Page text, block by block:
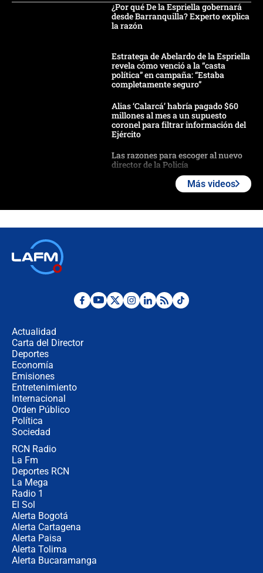
¿Por qué De la Espriella gobernará
desde Barranquilla? Experto explica
la razón
Estratega de Abelardo de la Espriella
revela cómo venció a la “casta
política” en campaña: “Estaba
completamente seguro”
Alias ‘Calarcá’ habría pagado $60
millones al mes a un supuesto
coronel para filtrar información del
Ejército
Las razones para escoger al nuevo
director de la Policía
"No hubo fraude ni posibilidad de
Más videos
Actualidad
Carta del Director
Deportes
Economía
Emisiones
Entretenimiento
Internacional
Orden Público
Política
Sociedad
RCN Radio
La Fm
Deportes RCN
La Mega
Radio 1
El Sol
Alerta Bogotá
Alerta Cartagena
Alerta Paisa
Alerta Tolima
Alerta Bucaramanga